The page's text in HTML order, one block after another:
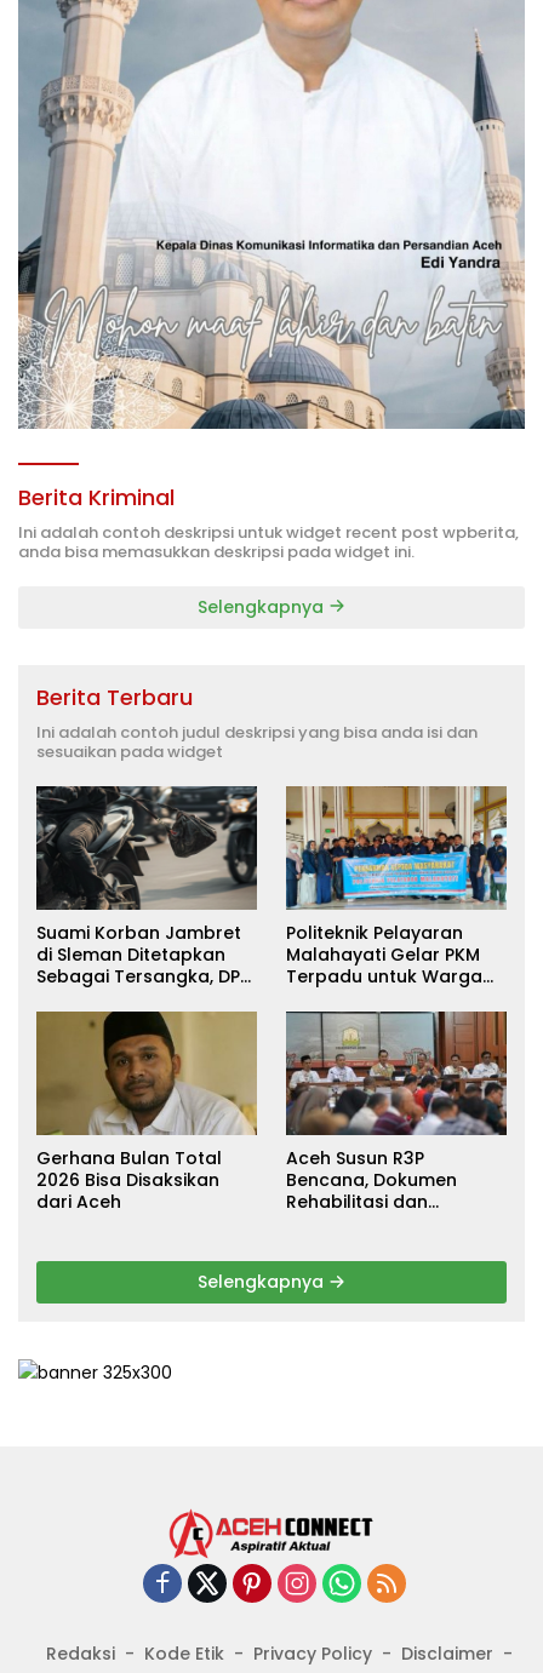
Berita Kriminal
Ini adalah contoh deskripsi untuk widget recent post wpberita,
anda bisa memasukkan deskripsi pada widget ini.
Selengkapnya
Berita Terbaru
Ini adalah contoh judul deskripsi yang bisa anda isi dan
sesuaikan pada widget
Suami Korban Jambret
di Sleman Ditetapkan
Sebagai Tersangka, DPR
Keadilan
Politeknik Pelayaran
Malahayati Gelar PKM
Terpadu untuk Warga
Pidie Jaya
Gerhana Bulan Total
2026 Bisa Disaksikan
dari Aceh
Aceh Susun R3P
Bencana, Dokumen
Rehabilitasi dan
Selengkapnya
Redaksi Kode Etik Privacy Policy
Disclaimer